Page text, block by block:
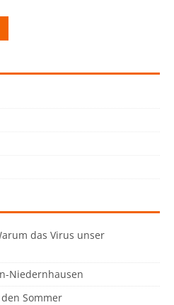
das Virus unser
Niedernhausen
Sommer